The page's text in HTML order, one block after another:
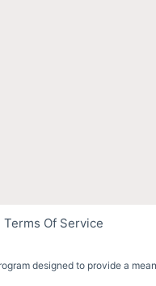
Terms Of Service
designed to provide a